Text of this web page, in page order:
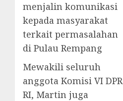
menjalin komunikasi
kepada masyarakat
terkait permasalahan
di Pulau Rempang
Mewakili seluruh
anggota Komisi VI DPR
RI, Martin juga